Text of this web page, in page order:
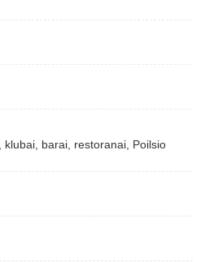
barai, restoranai, Poilsio